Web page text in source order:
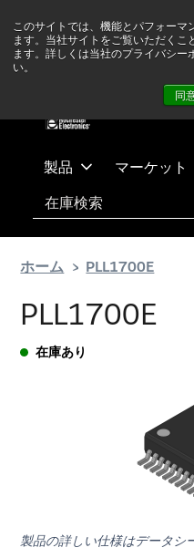
このサイトでは、機能とパフォー
ます。当社サイトをご覧いただく
ます。詳しくは当社のプライバシ
い。
同
テ
ス
ありません 詳
製品 マーケット
検索
ホーム PLL1700E
PLL1700E
在庫あり
製品の詳しい仕様はデータシ